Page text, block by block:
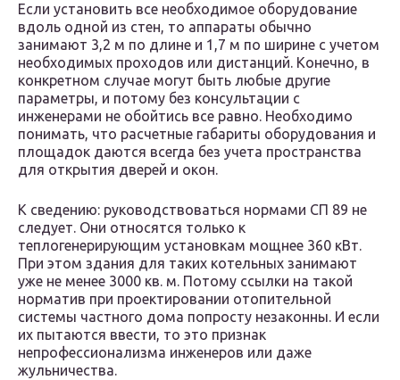
Если установить все необходимое оборудование
вдоль одной из стен, то аппараты обычно
занимают 3,2 м по длине и 1,7 м по ширине с учетом
необходимых проходов или дистанций. Конечно, в
конкретном случае могут быть любые другие
параметры, и потому без консультации с
инженерами не обойтись все равно. Необходимо
понимать, что расчетные габариты оборудования и
площадок даются всегда без учета пространства
для открытия дверей и окон.
К сведению: руководствоваться нормами СП 89 не
следует. Они относятся только к
теплогенерирующим установкам мощнее 360 кВт.
При этом здания для таких котельных занимают
уже не менее 3000 кв. м. Потому ссылки на такой
норматив при проектировании отопительной
системы частного дома попросту незаконны. И если
их пытаются ввести, то это признак
непрофессионализма инженеров или даже
жульничества.